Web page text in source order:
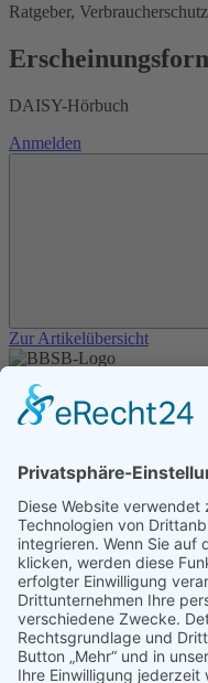
Ratgeber,
DAISY-Hörbuch
Anmelden
Zur Artikelübersicht
Unser Angebot
Shop
Datenschutz
Kontakt
Transparenzerklärung
BBSB-Inform:
für
Anmeldung Newsletter